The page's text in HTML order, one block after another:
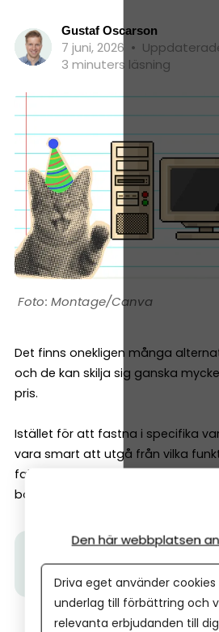
Gustaf Oscarson
7 juni, 2026 •
3 minuters läsning
Montage/Canva
Det finns onekligen många
och de kan skilja sig ganska
pris.
Istället för att fastna i specifika
vara smart att utgå från vilka
faktiskt har. Här är en checklista
bokföringsprogram bör klara av.
som startat företag de senaste
Den här webbplatsen
Driva eget använder
underlag till förbättring och
relevanta erbjudanden till